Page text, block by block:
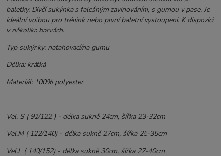
baletky. Dívčí sukýnka s falešným zavinováním, s gumou v pase. Je
ideální volbou pro trénink nebo první baletní vystoupení. K dispozici
v několika barvách.
Typ sukýnky: natahovací/na gumu
Délka: krátká
Materiál: 100% polyester
Vel. S ( 92/122 ) - délka sukně 24cm, šířka 23-32cm
Vel.M ( 122/140) - délka sukně 27cm, šířka 25-35cm
Vel.L ( 140/152) - délka sukně 30cm, šířka 27-40cm